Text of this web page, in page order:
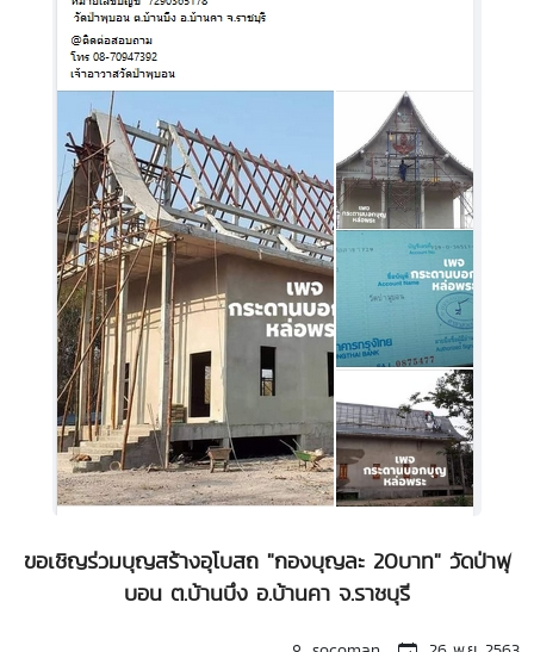
ขอเชิญร่วมบุญสร้างอุโบสถ "กองบุญละ 20บาท" วัดป่าพุ
บอน ต.บ้านบึง อ.บ้านคา จ.ราชบุรี